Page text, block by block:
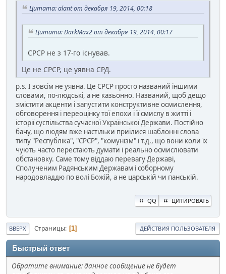
Цитата: alant от декабря 19, 2014, 00:18
Цитата: DarkMax2 от декабря 19, 2014, 00:17
СРСР не з 17-го існував.
Це не СРСР, це уявна СРД.
p.s. І зовсім не уявна. Це СРСР просто названий іншими
словами, по-людські, а не казьонно. Названий, щоб дещо
змістити акценти і запустити конструктивне осмислення,
обговорення і переоцінку тої епохи і її смислу в житті і
історії суспільства сучасної Української Держави. Постійно
бачу, що людям вже настільки приїлися шаблонні слова
типу "Республіка", "СРСР", "комунізм" і т.д., що вони коли їх
чують часто перестають думати і реально осмислювати
обстановку. Саме тому віддаю перевагу Державі,
Сполученим Радянським Державам і соборному
народовладдю по волі Божій, а не царській чи панській.
QQ ЦИТИРОВАТЬ
ВВЕРХ Страницы 1 ДЕЙСТВИЯ ПОЛЬЗОВАТЕЛЯ
Быстрый ответ
Обратите внимание: данное сообщение не будет